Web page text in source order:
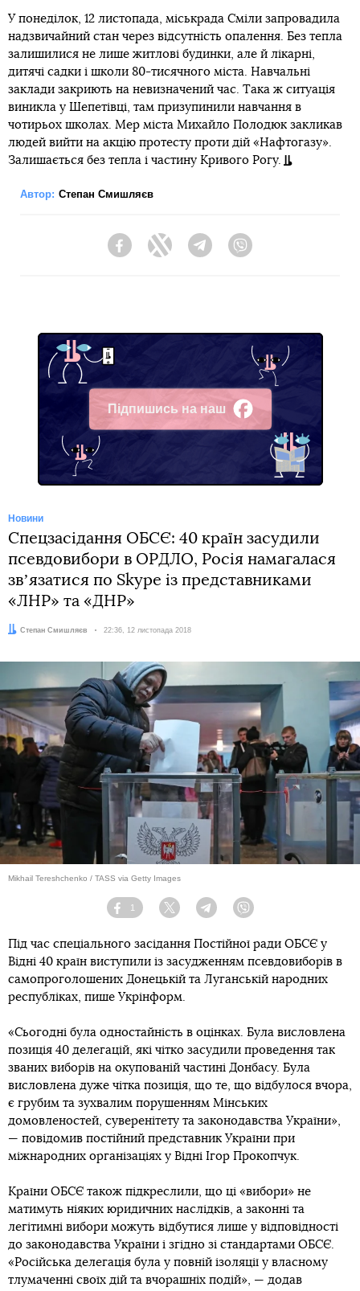
У понеділок, 12 листопада, міськрада Сміли запровадила
надзвичайний стан через відсутність опалення. Без тепла
залишилися не лише житлові будинки, але й лікарні,
дитячі садки і школи 80-тисячного міста. Навчальні
заклади закриють на невизначений час. Така ж ситуація
виникла у Шепетівці, там призупинили навчання в
чотирьох школах. Мер міста Михайло Полодюк закликав
людей вийти на акцію протесту проти дій «Нафтогазу».
Залишається без тепла і частину Кривого Рогу.
Автор: Степан Смишляєв
FacebookTwitter Telegram
Підпишись на наш
Facebook
Новини
Спецзасідання ОБСЄ: 40 країн засудили
псевдовибори в ОРДЛО, Росія намагалася
звʼязатися по Skype із представниками
«ЛНР» та «ДНР»
Автор:
Степан Смишляєв Дата:
22:36, 12 листопада 2018
Mikhail Tereshchenko / TASS via Getty Images
Facebook
1
Twitter TelegramViber
Під час спеціального засідання Постійної ради ОБСЄ у
Відні 40 країн виступили із засудженням псевдовиборів в
самопроголошених Донецькій та Луганській народних
республіках, пише Укрінформ.
«Сьогодні була одностайність в оцінках. Була висловлена
позиція 40 делегацій, які чітко засудили проведення так
званих виборів на окупованій частині Донбасу. Була
висловлена дуже чітка позиція, що те, що відбулося вчора,
є грубим та зухвалим порушенням Мінських
домовленостей, суверенітету та законодавства України»,
— повідомив постійний представник України при
міжнародних організаціях у Відні Ігор Прокопчук.
Країни ОБСЄ також підкреслили, що ці «вибори» не
матимуть ніяких юридичних наслідків, а законні та
легітимні вибори можуть відбутися лише у відповідності
до законодавства України і згідно зі стандартами ОБСЄ.
«Російська делегація була у повній ізоляції у власному
тлумаченні своїх дій та вчорашніх подій», — додав